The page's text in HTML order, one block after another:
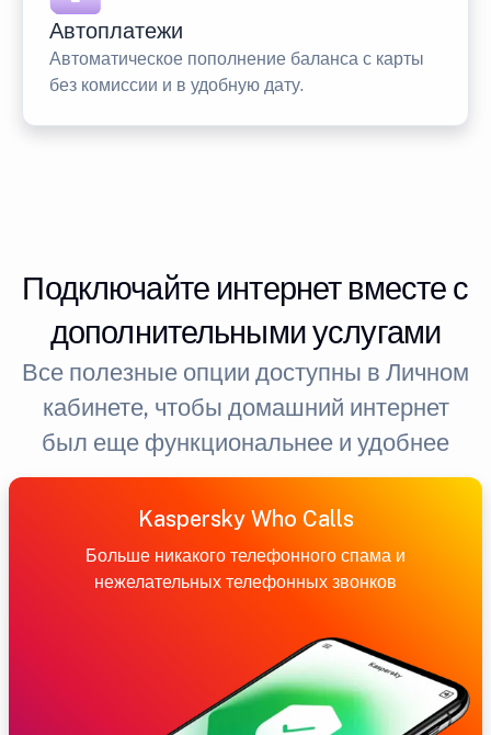
Автоплатежи
Автоматическое пополнение баланса с карты
без комиссии и в удобную дату.
Подключайте интернет вместе с
дополнительными услугами
Все полезные опции доступны в Личном
кабинете, чтобы домашний интернет
был еще функциональнее и удобнее
Kaspersky Who Calls
Больше никакого телефонного спама и
нежелательных телефонных звонков